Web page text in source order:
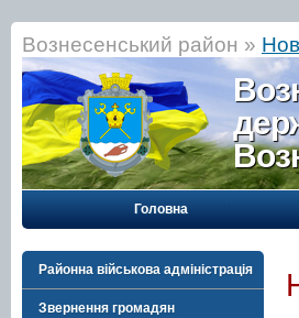
Вознесенський район »
Головна
Районна військова адміністрація
Звернення громадян